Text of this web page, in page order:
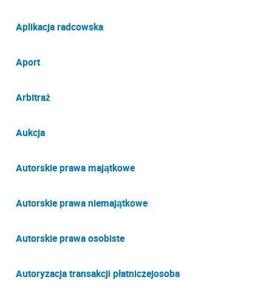
Aplikacja radcowska
Aport
Arbitraż
Aukcja
Autorskie prawa majątkowe
Autorskie prawa niemajątkowe
Autorskie prawa osobiste
Autoryzacja transakcji płatniczejosoba